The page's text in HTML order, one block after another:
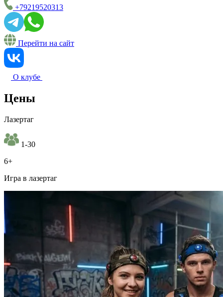
+79219520313
Перейти на сайт
О клубе
Цены
Лазертаг
1-30
6+
Игра в лазертаг